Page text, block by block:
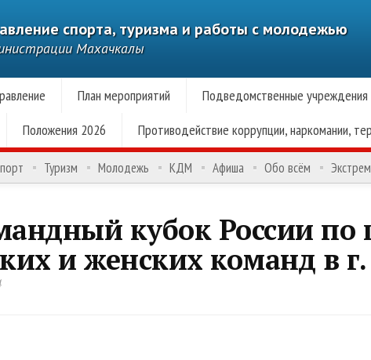
спорта, туризма и работы с молодежью
Махачкалы
План мероприятий Подведомственные учреждения
Положения 2026 Противодействие коррупции, наркомании,
Туризм Молодежь КДМ Афиша Обо всём
кубок России по
и женских команд в